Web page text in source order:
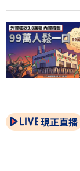
現正直播